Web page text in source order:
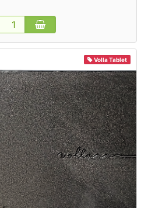
Volla Tablet